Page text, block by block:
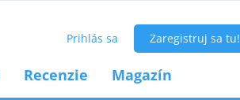
Prihlás sa Zaregistruj sa tu!
Recenzie Magazín